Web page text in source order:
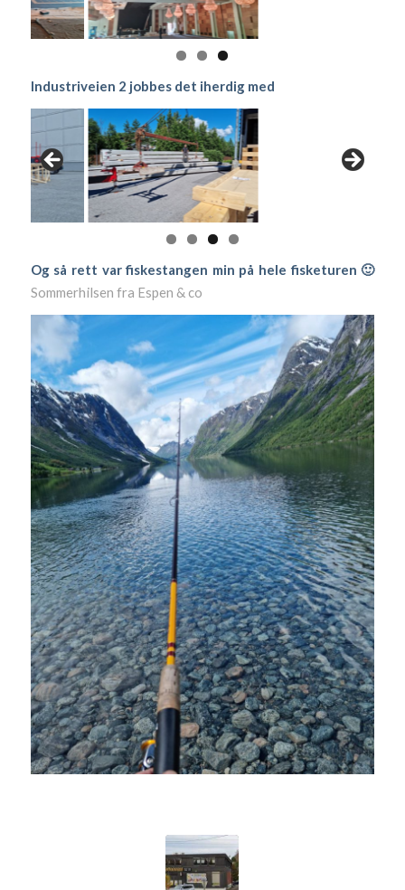
Industriveien 2 jobbes det iherdig med
Og så rett var fiskestangen min på hele fisketuren 🙂
Sommerhilsen fra Espen & co